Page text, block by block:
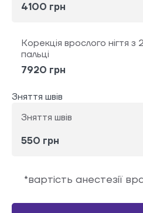
4100 грн
Корекція врослого нігтя з
пальці
7920 грн
Зняття швів
Зняття швів
550 грн
*вартість анестезії